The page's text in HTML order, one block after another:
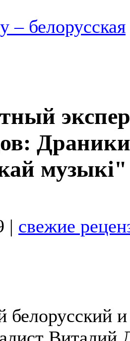
музыкі"
| свежие
белорусский